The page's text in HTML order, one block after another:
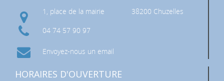
1, place de la mairie
38200 Chuzelles
04 74 57 90 97
Envoyez-nous un email
HORAIRES D'OUVERTURE